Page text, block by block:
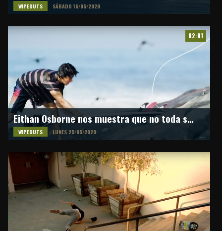
WIPEOUTS SÁBADO 16/05/2020
02:01
Eithan Osborne nos muestra que no toda session es perfecta
WIPEOUTS LUNES 25/05/2020